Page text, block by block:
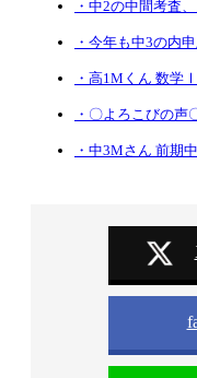
・中2の中間考査
・今年も中3の内
・高1Mくん 数学
・〇よろこびの声
・中3Mさん 前期